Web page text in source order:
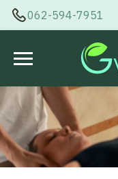
062-594-7951